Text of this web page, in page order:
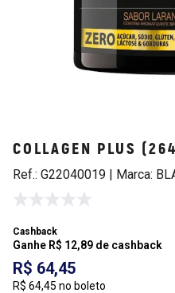
COLLAGEN PLUS
Ref.: G22040019 | Marca:
Cashback
Ganhe R$ 12,89 de cashback
R$ 64,45
R$ 64,45 no boleto